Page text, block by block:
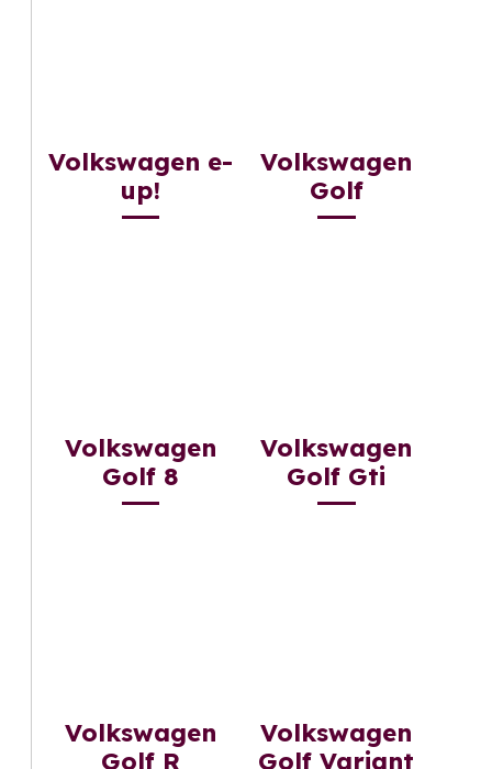
Volkswagen e-
up!
Volkswagen
Golf
Volkswagen
Golf 8
Volkswagen
Golf Gti
Volkswagen
Golf R
Volkswagen
Golf Variant